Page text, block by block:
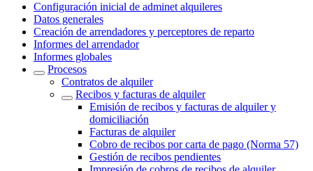
Configuración inicial de adminet alquileres
Datos generales
Creación de arrendadores y perceptores de reparto
Informes del arrendador
Informes globales
Procesos
Contratos de alquiler
Recibos y facturas de alquiler
Emisión de recibos y facturas de alquiler y
domiciliación
Facturas de alquiler
Cobro de recibos por carta de pago (Norma 57)
Gestión de recibos pendientes